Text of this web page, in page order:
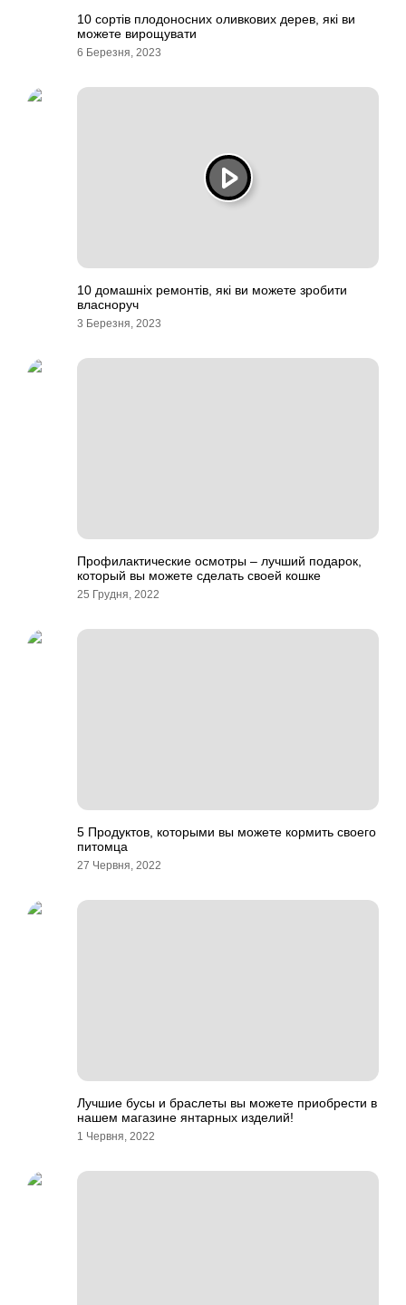
10 сортів плодоносних оливкових дерев, які ви
можете вирощувати
6 Березня, 2023
10 домашніх ремонтів, які ви можете зробити
власноруч
3 Березня, 2023
Профилактические осмотры – лучший подарок,
который вы можете сделать своей кошке
25 Грудня, 2022
5 Продуктов, которыми вы можете кормить своего
питомца
27 Червня, 2022
Лучшие бусы и браслеты вы можете приобрести в
нашем магазине янтарных изделий!
1 Червня, 2022